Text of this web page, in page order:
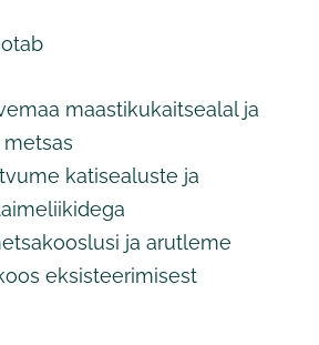
maastikukaitsealal ja
katisealuste ja
ja arutleme
eksisteerimisest